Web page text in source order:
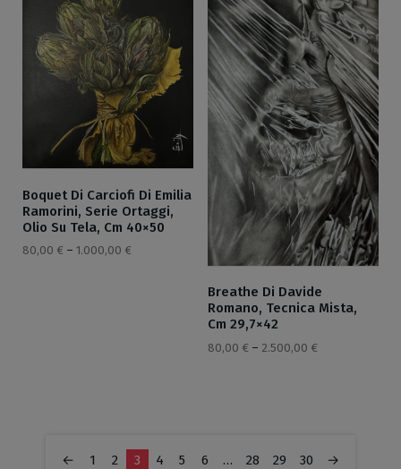
Boquet Di Carciofi Di Emilia
Ramorini, Serie Ortaggi,
Olio Su Tela, Cm 40×50
80,00 € – 1.000,00 €
Breathe Di Davide
Romano, Tecnica Mista,
Cm 29,7×42
80,00 € – 2.500,00 €
← 1 2 3 4 5 6 … 28 29 30 →